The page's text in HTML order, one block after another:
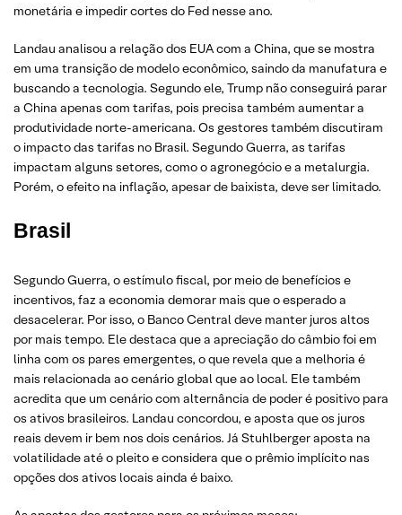
monetária e impedir cortes do Fed nesse ano.
Landau analisou a relação dos EUA com a China, que se mostra
em uma transição de modelo econômico, saindo da manufatura e
buscando a tecnologia. Segundo ele, Trump não conseguirá parar
a China apenas com tarifas, pois precisa também aumentar a
produtividade norte-americana. Os gestores também discutiram
o impacto das tarifas no Brasil. Segundo Guerra, as tarifas
impactam alguns setores, como o agronegócio e a metalurgia.
Porém, o efeito na inflação, apesar de baixista, deve ser limitado.
Brasil
Segundo Guerra, o estímulo fiscal, por meio de benefícios e
incentivos, faz a economia demorar mais que o esperado a
desacelerar. Por isso, o Banco Central deve manter juros altos
por mais tempo. Ele destaca que a apreciação do câmbio foi em
linha com os pares emergentes, o que revela que a melhoria é
mais relacionada ao cenário global que ao local. Ele também
acredita que um cenário com alternância de poder é positivo para
os ativos brasileiros. Landau concordou, e aposta que os juros
reais devem ir bem nos dois cenários. Já Stuhlberger aposta na
volatilidade até o pleito e considera que o prêmio implícito nas
opções dos ativos locais ainda é baixo.